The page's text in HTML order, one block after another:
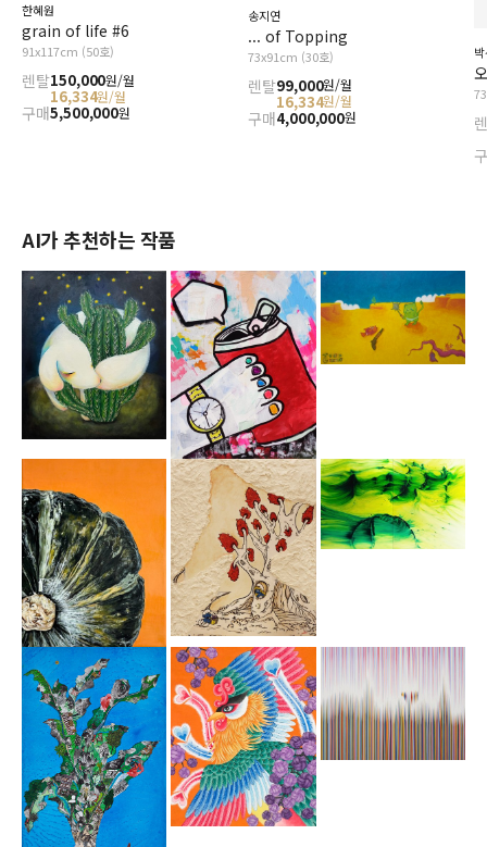
한혜원
grain of life #6
91x117cm (50호)
렌탈150,000원/월
16,334원/월
구매5,500,000원
송지연
... of Topping
73x91cm (30호)
렌탈99,000원/월
16,334원/월
구매4,000,000원
AI가 추천하는 작품